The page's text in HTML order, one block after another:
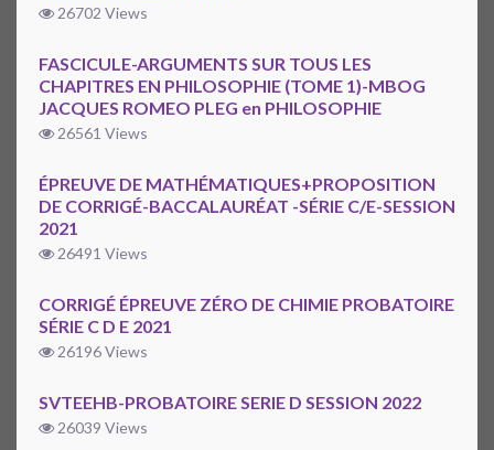
26702 Views
FASCICULE-ARGUMENTS SUR TOUS LES
CHAPITRES EN PHILOSOPHIE (TOME 1)-MBOG
JACQUES ROMEO PLEG en PHILOSOPHIE
26561 Views
ÉPREUVE DE MATHÉMATIQUES+PROPOSITION
DE CORRIGÉ-BACCALAURÉAT -SÉRIE C/E-SESSION
2021
26491 Views
CORRIGÉ ÉPREUVE ZÉRO DE CHIMIE PROBATOIRE
SÉRIE C D E 2021
26196 Views
SVTEEHB-PROBATOIRE SERIE D SESSION 2022
26039 Views